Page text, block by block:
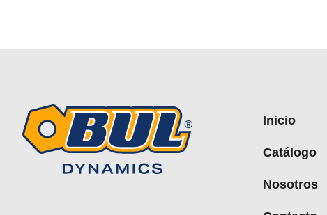
Inicio
Catálogo
Nosotros